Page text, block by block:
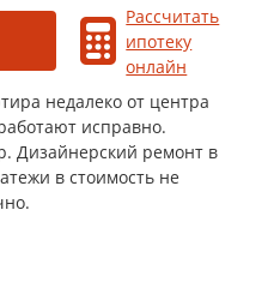
Рассчитать
ипотеку
онлайн
недалеко от центра
исправно.
Дизайнерский ремонт в
в стоимость не